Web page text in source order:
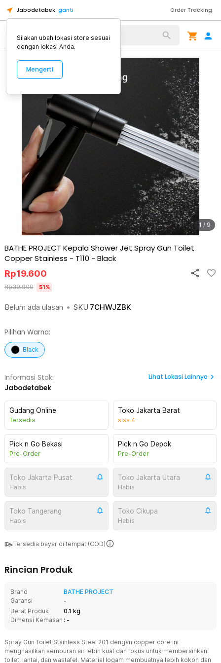
Jabodetabek ganti Order Tracking
Alat Kopi
1 / 9
BATHE PROJECT Kepala Shower Jet Spray Gun Toilet
Copper Stainless - T110 - Black
Belum ada ulasan • SKU 7CHWJZBK
Rp19.600
Rp39.900 51%
Pilihan Warna:
Black
Informasi Stok:
Jabodetabek
Lihat Lokasi Lainnya
Gudang Online
Tersedia
Toko Jakarta Barat
sisa 4
Pick n Go Bekasi
Pre-Order
Pick n Go Depok
Pre-Order
Toko Jakarta Pusat
Habis
Toko Jakarta Utara
Habis
Toko Tangerang
Habis
Toko Cikupa
Habis
Tersedia bayar di tempat (COD)
Rincian Produk
Brand
BATHE PROJECT
Garansi
-
Berat Produk
0.1 kg
Dimensi Kemasan : -
Spray Gun Toilet Stainless Steel 201 dengan copper core ini
menghasilkan semburan air lebih kuat dan fokus untuk membersihkan
toilet, lantai, dan wastafel. Material logam membuatnya lebih kokoh dan
Silakan ubah lokasi store sesuai
dengan lokasi Anda.
Mengerti